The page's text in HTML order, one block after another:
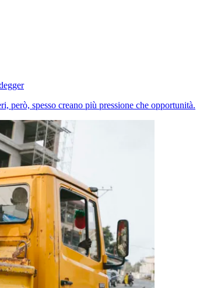
però, spesso creano più pressione che opportunità.